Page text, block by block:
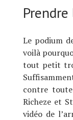
Le podium
voilà
tout petit
contre
Richeze et
vidéo de